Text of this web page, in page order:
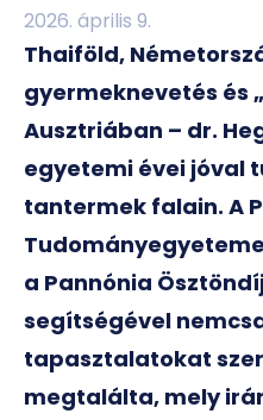
2026. április 9.
Thaiföld,
gyermeknevetés és
Ausztriában – dr.
egyetemi évei jóval
tantermek falain. A
a Pannónia
segítségével
tapasztalatokat
megtalálta, mely